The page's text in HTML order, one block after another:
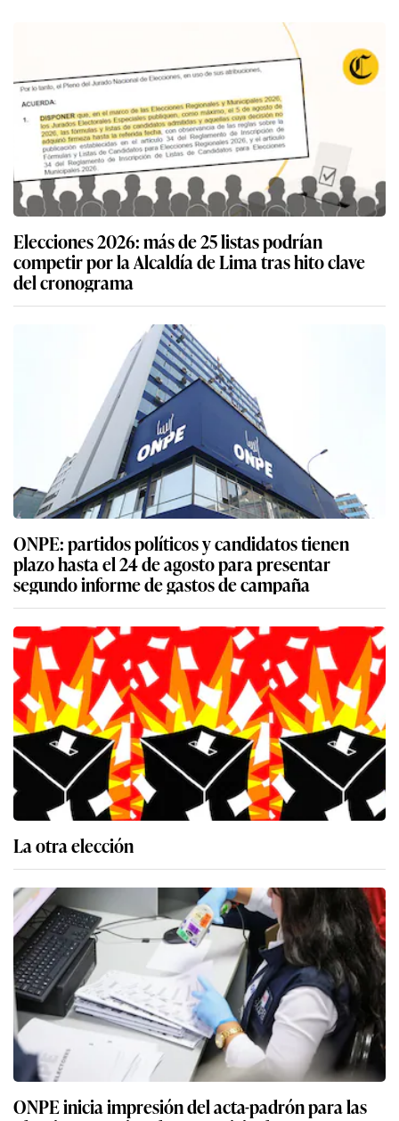
Elecciones 2026: más de 25 listas podrían
competir por la Alcaldía de Lima tras hito clave
del cronograma
ONPE: partidos políticos y candidatos tienen
plazo hasta el 24 de agosto para presentar
segundo informe de gastos de campaña
La otra elección
ONPE inicia impresión del acta-padrón para las